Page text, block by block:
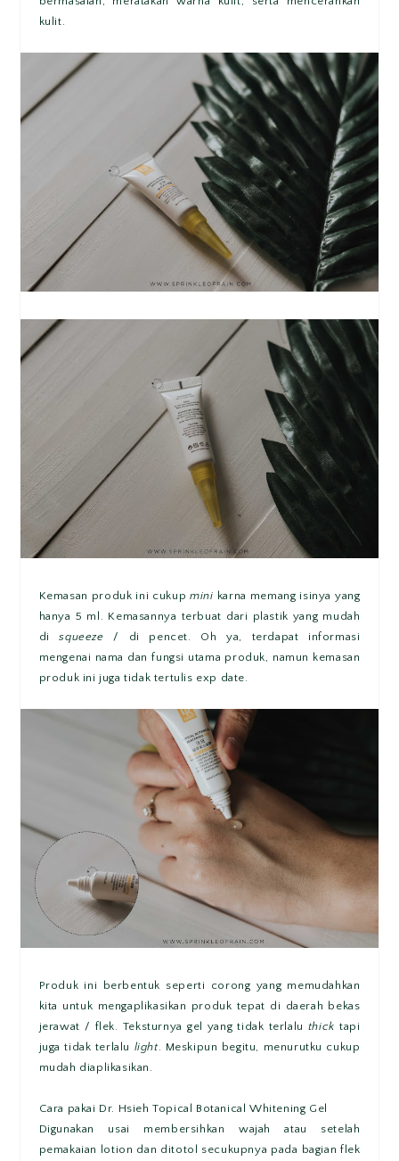
kulit.
Kemasan produk ini cukupmini karna memang isinya yang
hanya 5 ml. Kemasannya terbuat dari plastik yang mudah
disqueeze / di pencet. Oh ya, terdapat informasi
mengenai nama dan fungsi utama produk, namun kemasan
produk ini juga tidak tertulis exp date.
Produk ini berbentuk seperti corong yang memudahkan
kita untuk mengaplikasikan produk tepat di daerah bekas
jerawat / flek. Teksturnya gel yang tidak terlalu thick tapi
juga tidak terlalu light. Meskipun begitu, menurutku cukup
mudah diaplikasikan.
Cara pakai Dr. Hsieh Topical Botanical Whitening Gel
Digunakan usai membersihkan wajah atau setelah
pemakaian lotion dan ditotol secukupnya pada bagian flek